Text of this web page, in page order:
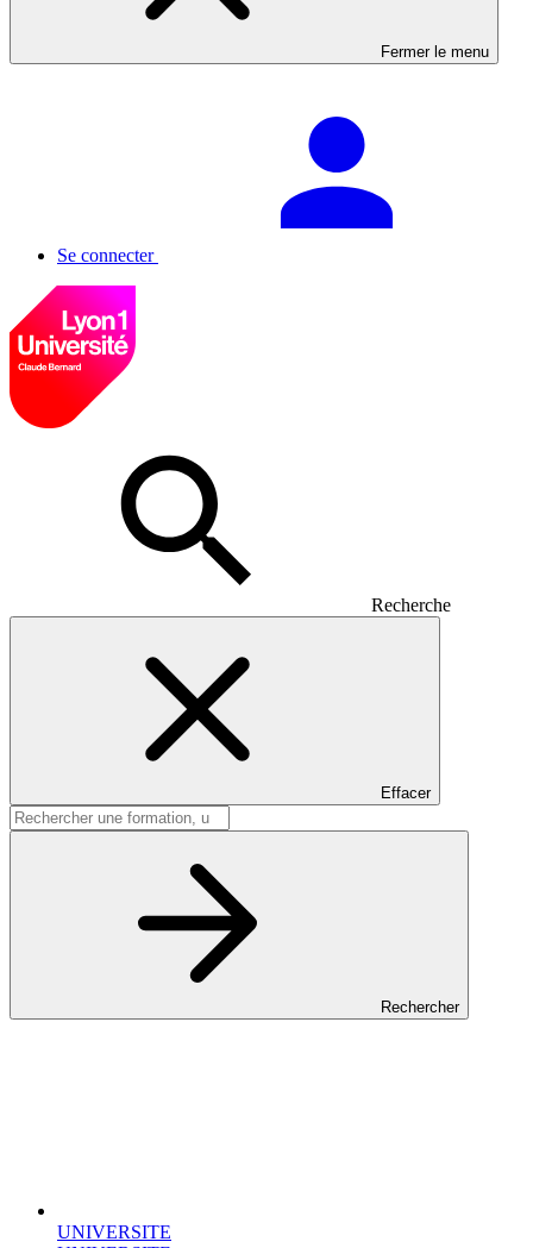
Fermer le menu
Se connecter
Recherche
Effacer
Rechercher
UNIVERSITE